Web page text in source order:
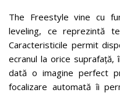
The Freestyle vine cu
leveling, ce reprezintă
Caracteristicile permit
ecranul la orice
dată o imagine perfect
focalizare automată îi